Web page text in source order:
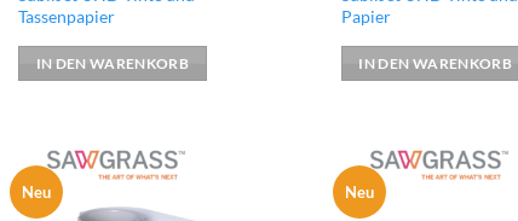
Tassenpapier
IN DEN WARENKORB
Papier
IN DEN WARENKORB
Neu Neu